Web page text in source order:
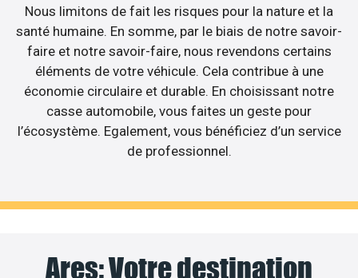
Nous limitons de fait les risques pour la nature et la
santé humaine. En somme, par le biais de notre savoir-
faire et notre savoir-faire, nous revendons certains
éléments de votre véhicule. Cela contribue à une
économie circulaire et durable. En choisissant notre
casse automobile, vous faites un geste pour
l’écosystème. Egalement, vous bénéficiez d’un service
de professionnel.
Ares: Votre destination